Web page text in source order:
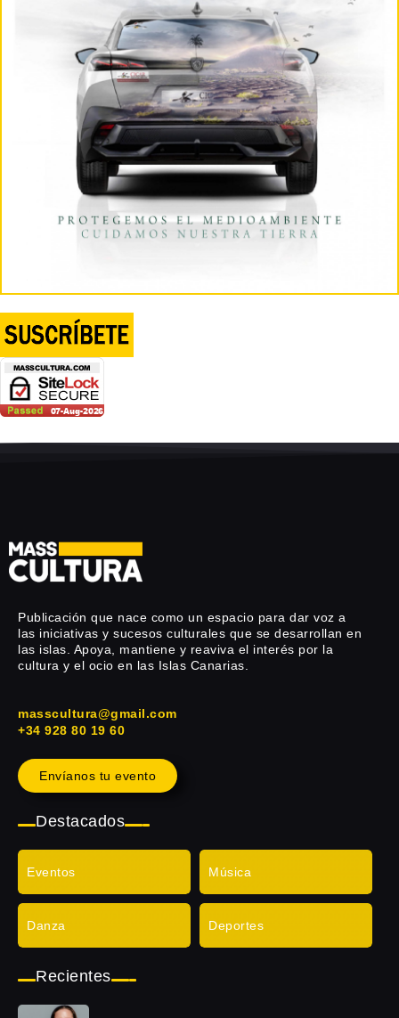
Publicación que nace como un espacio para dar voz a
las iniciativas y sucesos culturales que se desarrollan en
las islas. Apoya, mantiene y reaviva el interés por la
cultura y el ocio en las Islas Canarias.
masscultura@gmail.com
+34 928 80 19 60
Envíanos tu evento
Destacados
Eventos Música
Danza Deportes
Recientes